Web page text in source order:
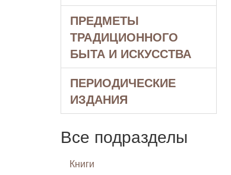
ПРЕДМЕТЫ
ТРАДИЦИОННОГО
БЫТА И ИСКУССТВА
ПЕРИОДИЧЕСКИЕ
ИЗДАНИЯ
Все подразделы
Книги